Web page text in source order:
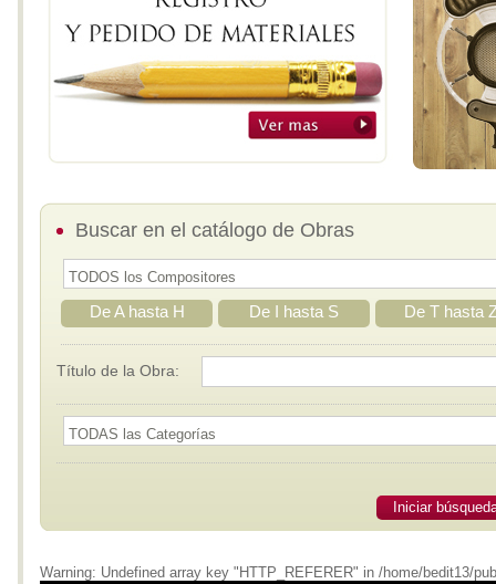
Buscar en el catálogo de Obras
De A hasta H De I hasta S De T hasta
Título de la Obra:
Iniciar
Warning: Undefined array key "HTTP_REFERER" in /home/bedit13/